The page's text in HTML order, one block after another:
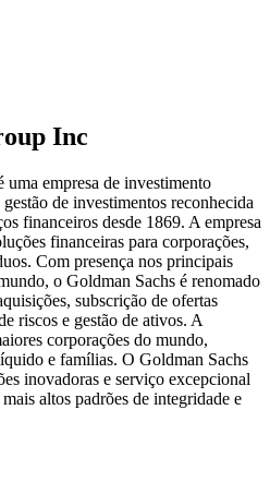
Inc
empresa de investimento
de investimentos reconhecida
financeiros desde 1869. A empresa
financeiras para corporações,
Com presença nos principais
o Goldman Sachs é renomado
subscrição de ofertas
riscos e gestão de ativos. A
corporações do mundo,
e famílias. O Goldman Sachs
inovadoras e serviço excepcional
altos padrões de integridade e